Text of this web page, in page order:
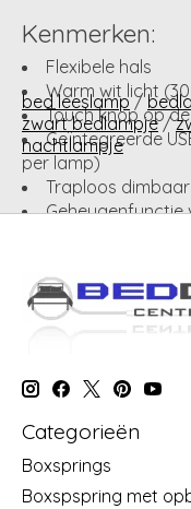
Kenmerken:
Flexibele hals
Warm wit licht
Touch knop op
Geïntegreerde
per lamp)
Traploos
Gemakkelijke
aansluitsnoer weg
2 Bed leeslampjes
Set schroefjes
bed leeslamp/
zwart bedlampje/
nachtlampje
Categorieën
Boxsprings
Boxspspring met